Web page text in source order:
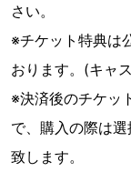
さい。
※チケット特典は
おります。(キャ
※決済後のチケッ
で、購入の際は
致します。